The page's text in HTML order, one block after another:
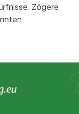
Zögere